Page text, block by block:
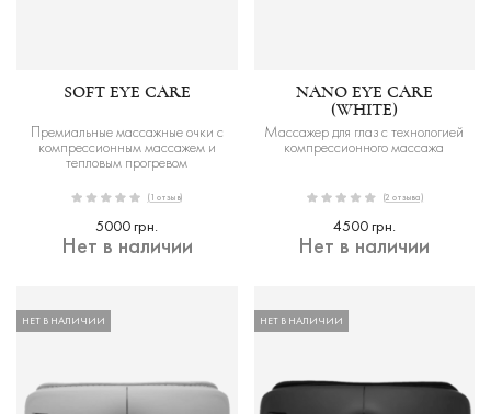
SOFT EYE CARE
Премиальные массажные очки с
компрессионным массажем и
тепловым прогревом
(1 отзыв)
5000 грн.
Нет в наличии
NANO EYE CARE
(WHITE)
Массажер для глаз с технологией
компрессионного массажа
(2 отзыва)
4500 грн.
Нет в наличии
НЕТ В НАЛИЧИИ НЕТ В НАЛИЧИИ